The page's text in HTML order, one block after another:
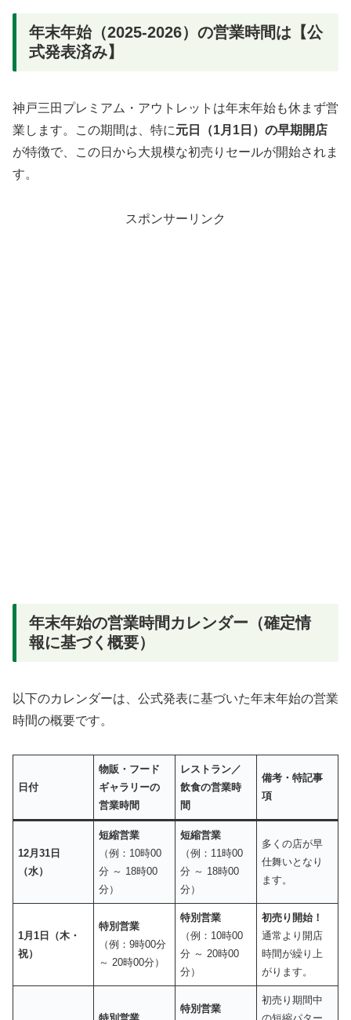
年末年始（2025-2026）の営業時間は【公
式発表済み】
神戸三田プレミアム・アウトレットは年末年始も休まず営
業します。この期間は、特に元日（1月1日）の早期開店
が特徴で、この日から大規模な初売りセールが開始されま
す。
スポンサーリンク
年末年始の営業時間カレンダー（確定情
報に基づく概要）
以下のカレンダーは、公式発表に基づいた年末年始の営業
時間の概要です。
日付
物販・フード
ギャラリーの
営業時間
レストラン／
飲食の営業時
間
備考・特記事
項
12月31日
（水）
短縮営業
（例：10時00
分 ～ 18時00
分）
短縮営業
（例：11時00
分 ～ 18時00
分）
多くの店が早
仕舞いとなり
ます。
1月1日（木・
祝）
特別営業
（例：9時00分
～ 20時00分）
特別営業
（例：10時00
分 ～ 20時00
分）
初売り開始！
通常より開店
時間が繰り上
がります。
特別営業
初売り期間中